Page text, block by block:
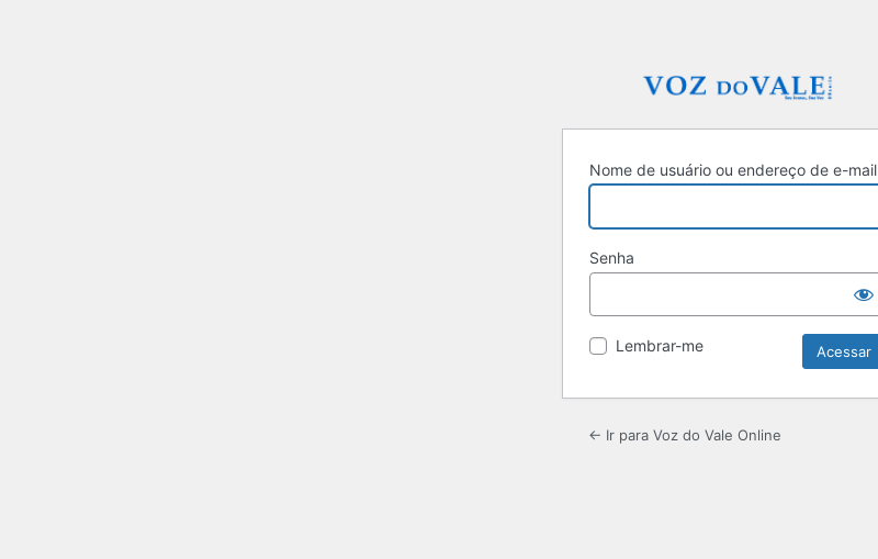
Nome de usuário ou endereço de e-mail
Senha
Lembrar-me
← Ir para Voz do Vale Online